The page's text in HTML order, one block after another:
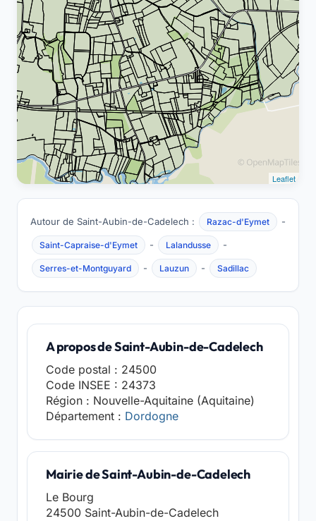
Leaflet
Autour de Saint-Aubin-de-Cadelech : Razac-d'Eymet -
Saint-Capraise-d'Eymet - Lalandusse -
Serres-et-Montguyard - Lauzun - Sadillac
A propos de Saint-Aubin-de-Cadelech
Code postal : 24500
Code INSEE : 24373
Région : Nouvelle-Aquitaine (Aquitaine)
Département : Dordogne
Mairie de Saint-Aubin-de-Cadelech
Le Bourg
24500 Saint-Aubin-de-Cadelech